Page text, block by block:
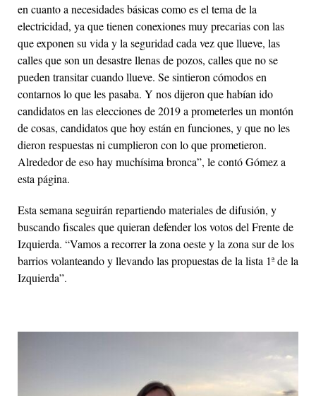
en cuanto a necesidades básicas como es el tema de la
electricidad, ya que tienen conexiones muy precarias con las
que exponen su vida y la seguridad cada vez que llueve, las
calles que son un desastre llenas de pozos, calles que no se
pueden transitar cuando llueve. Se sintieron cómodos en
contarnos lo que les pasaba. Y nos dijeron que habían ido
candidatos en las elecciones de 2019 a prometerles un montón
de cosas, candidatos que hoy están en funciones, y que no les
dieron respuestas ni cumplieron con lo que prometieron.
Alrededor de eso hay muchísima bronca”, le contó Gómez a
esta página.
Esta semana seguirán repartiendo materiales de difusión, y
buscando fiscales que quieran defender los votos del Frente de
Izquierda. “Vamos a recorrer la zona oeste y la zona sur de los
barrios volanteando y llevando las propuestas de la lista 1ª de la
Izquierda”.